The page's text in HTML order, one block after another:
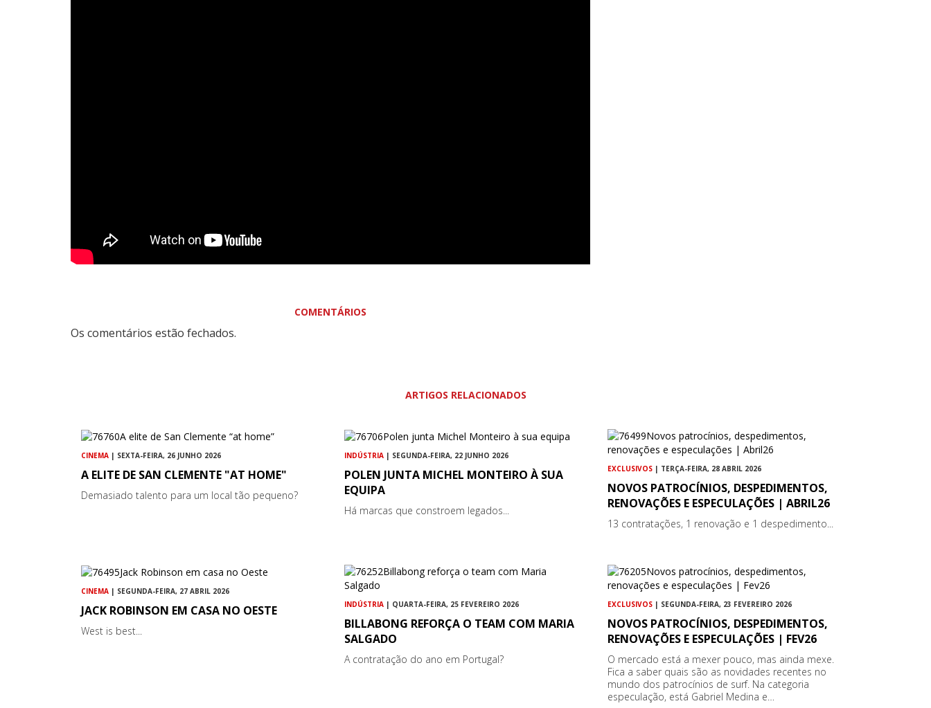
COMENTÁRIOS
Os comentários estão fechados.
ARTIGOS RELACIONADOS
CINEMA | SEXTA-FEIRA, 26 JUNHO 2026
A ELITE DE SAN CLEMENTE "AT HOME"
Demasiado talento para um local tão pequeno?
INDÚSTRIA | SEGUNDA-FEIRA, 22 JUNHO 2026
POLEN JUNTA MICHEL MONTEIRO À SUA
EQUIPA
Há marcas que constroem legados...
EXCLUSIVOS | TERÇA-FEIRA, 28 ABRIL 2026
NOVOS PATROCÍNIOS, DESPEDIMENTOS,
RENOVAÇÕES E ESPECULAÇÕES | ABRIL26
13 contratações, 1 renovação e 1 despedimento...
CINEMA | SEGUNDA-FEIRA, 27 ABRIL 2026
JACK ROBINSON EM CASA NO OESTE
West is best...
INDÚSTRIA | QUARTA-FEIRA, 25 FEVEREIRO 2026
BILLABONG REFORÇA O TEAM COM MARIA
SALGADO
A contratação do ano em Portugal?
EXCLUSIVOS | SEGUNDA-FEIRA, 23 FEVEREIRO 2026
NOVOS PATROCÍNIOS, DESPEDIMENTOS,
RENOVAÇÕES E ESPECULAÇÕES | FEV26
O mercado está a mexer pouco, mas ainda mexe.
Fica a saber quais são as novidades recentes no
mundo dos patrocínios de surf. Na categoria
especulação, está Gabriel Medina e…